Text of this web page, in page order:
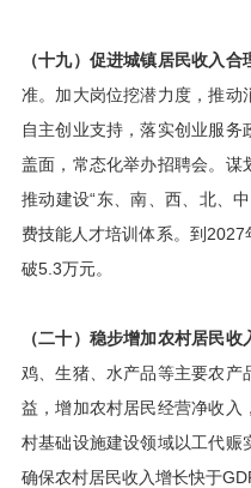
（十九）促进城镇居民收入合
准。加大岗位挖潜力度，推动
自主创业支持，落实创业服
盖面，常态化举办招聘会。谋
推动建设“东、南、西、北、
费技能人才培训体系。到
破5.3万元。
（二十）稳步增加农村居民收
鸡、生猪、水产品等主要农产
益，增加农村居民经营净收入
村基础设施建设领域以工代赈
确保农村居民收入增长快于